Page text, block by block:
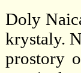
Doly
krystaly.
prostory